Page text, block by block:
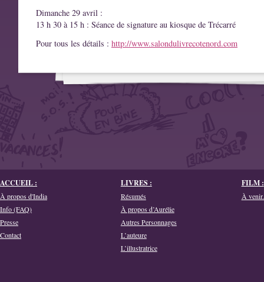
Dimanche 29 avril :
13 h 30 à 15 h : Séance de signature au kiosque de Trécarré
Pour tous les détails : http://www.salondulivrecotenord.com
ACCUEIL :
À propos d'India
Info (FAQ)
Presse
Contact
LIVRES :
Résumés
À propos d’Aurélie
Autres Personnages
L’auteure
L’illustratrice
FILM :
À